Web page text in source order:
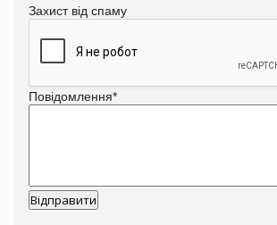
Захист від спаму
Повідомлення*